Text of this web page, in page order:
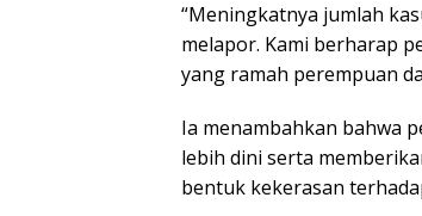
“Meningkatnya jumlah
melapor. Kami berharap
yang ramah perempuan
Ia menambahkan bahwa
lebih dini serta
bentuk kekerasan